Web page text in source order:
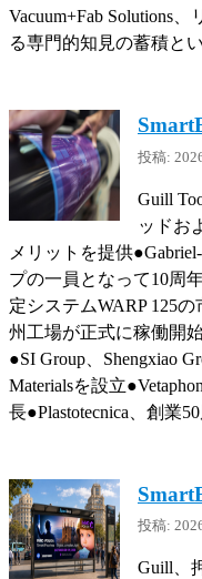
Vacuum+Fab Solutions
る専門的知見の蓄積と
投稿:
Guill
ッドお
メリットを提供
プの一員となって10周
定システムWARP 125
州工場が正式に稼働開
●SI Group、Shengxiao
Materialsを設立
長●Plastotecnica、創業
投稿:
Guill、